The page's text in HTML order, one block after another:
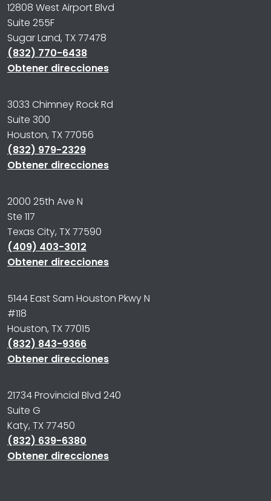
12808 West Airport Blvd
Suite 255F
Sugar Land, TX 77478
(832) 770-6438
Obtener direcciones
3033 Chimney Rock Rd
Suite 300
Houston, TX 77056
(832) 979-2329
Obtener direcciones
2000 25th Ave N
Ste 117
Texas City, TX 77590
(409) 403-3012
Obtener direcciones
5144 East Sam Houston Pkwy N
#118
Houston, TX 77015
(832) 843-9366
Obtener direcciones
21734 Provincial Blvd 240
Suite G
Katy, TX 77450
(832) 639-6380
Obtener direcciones